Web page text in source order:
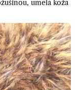
umelá koža